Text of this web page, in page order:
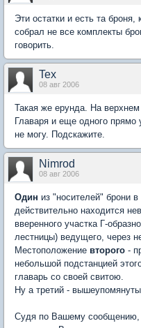
Эти остатки и есть та
собрал не все комплекты
говорить.
Tex
08 авг 2006
Такая же ерунда. На
Главаря и еще одного
не могу. Подскажите.
Nimrod
08 авг 2006
Один из "носителей" брони
действительно находится
вверенного участка Г-
лестницы) ведущего, через
Местоположение второго -
небольшой подстанцией
главарь со своей свитою.
Ну а третий -
Судя по Вашему сообщению,